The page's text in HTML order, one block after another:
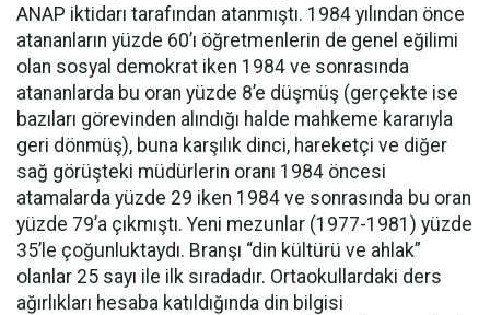
ANAP iktidarı tarafından atanmıştı. 1984 yılından önce
atananların yüzde 60’ı öğretmenlerin de genel eğilimi
olan sosyal demokrat iken 1984 ve sonrasında
atananlarda bu oran yüzde 8’e düşmüş (gerçekte ise
bazıları görevinden alındığı halde mahkeme kararıyla
geri dönmüş), buna karşılık dinci, hareketçi ve diğer
sağ görüşteki müdürlerin oranı 1984 öncesi
atamalarda yüzde 29 iken 1984 ve sonrasında bu oran
yüzde 79’a çıkmıştı. Yeni mezunlar (1977-1981) yüzde
35’le çoğunluktaydı. Branşı “din kültürü ve ahlak”
olanlar 25 sayı ile ilk sıradadır. Ortaokullardaki ders
ağırlıkları hesaba katıldığında din bilgisi